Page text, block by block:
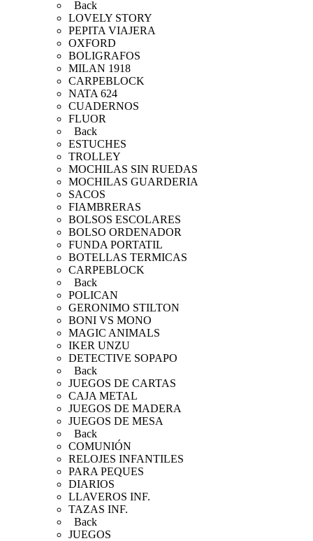
Back
LOVELY STORY
PEPITA VIAJERA
OXFORD
BOLIGRAFOS
MILAN 1918
CARPEBLOCK
NATA 624
CUADERNOS
FLUOR
Back
ESTUCHES
TROLLEY
MOCHILAS SIN RUEDAS
MOCHILAS GUARDERIA
SACOS
FIAMBRERAS
BOLSOS ESCOLARES
BOLSO ORDENADOR
FUNDA PORTATIL
BOTELLAS TERMICAS
CARPEBLOCK
Back
POLICAN
GERONIMO STILTON
BONI VS MONO
MAGIC ANIMALS
IKER UNZU
DETECTIVE SOPAPO
Back
JUEGOS DE CARTAS
CAJA METAL
JUEGOS DE MADERA
JUEGOS DE MESA
Back
COMUNIÓN
RELOJES INFANTILES
PARA PEQUES
DIARIOS
LLAVEROS INF.
TAZAS INF.
Back
JUEGOS